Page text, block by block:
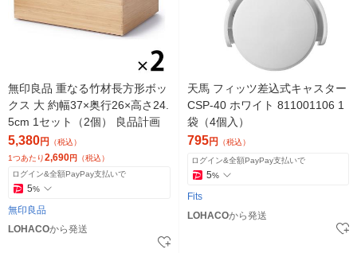
無印良品 重なる竹材長方形ボッ
クス 大 約幅37×奥行26×高さ24.
5cm 1セット（2個） 良品計画
5,380円
（税込）
1つあたり2,690円 （税込）
ログイン&全額PayPay支払いで
5%
無印良品
LOHACOから発送
天馬 フィッツ差込式キャスター
CSP-40 ホワイト 811001106 1
袋（4個入）
795円 （税込）
ログイン&全額PayPay支払いで
5%
Fits
LOHACOから発送